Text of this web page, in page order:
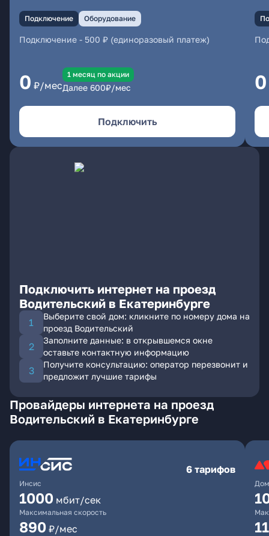
Подключение Оборудование
Подключение - 500 ₽ (единоразовый платеж)
0 ₽/мес
1 месяц по акции
Далее 600₽/мес
Подключить
0
Подключить интернет на проезд
Водительский в Екатеринбурге
Выберите свой дом: кликните по номеру дома на
проезд Водительский
Заполните данные: в открывшемся окне
оставьте контактную информацию
Получите консультацию: оператор перезвонит и
предложит лучшие тарифы
Провайдеры интернета на проезд
Водительский в Екатеринбурге
Инсис
6 тарифов
1000 мбит/сек
Максимальная скорость
890 ₽/мес